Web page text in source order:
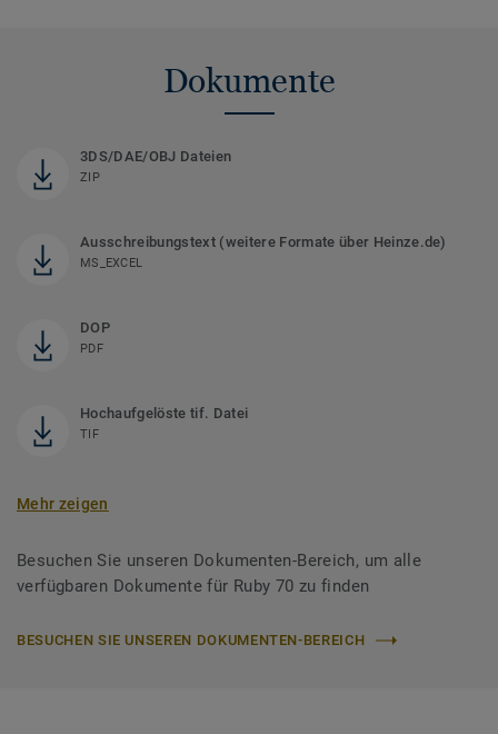
Dokumente
3DS/DAE/OBJ Dateien
ZIP
Ausschreibungstext (weitere Formate über Heinze.de)
MS_EXCEL
DOP
PDF
Hochaufgelöste tif. Datei
TIF
Mehr zeigen
Besuchen Sie unseren Dokumenten-Bereich, um alle
verfügbaren Dokumente für Ruby 70 zu finden
BESUCHEN SIE UNSEREN DOKUMENTEN-BEREICH